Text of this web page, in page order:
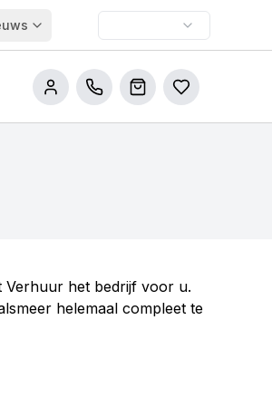
Bel onsWinkelwagen
Bestellijsten
Verhuur het bedrijf voor u.
helemaal compleet te